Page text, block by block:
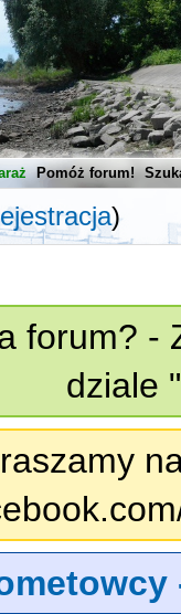
Pomóż forum!
)
forum? -
dziale